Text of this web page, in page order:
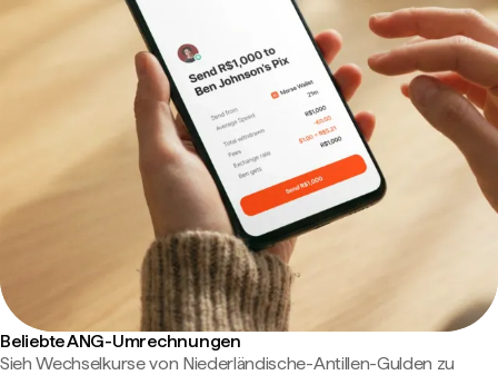
Beliebte ANG-Umrechnungen
Sieh Wechselkurse von Niederländische-Antillen-Gulden zu